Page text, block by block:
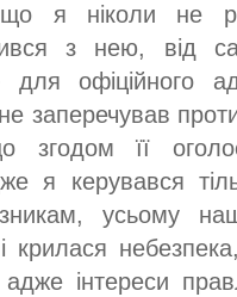
я ніколи не
з нею, від
для офіційного
заперечував
її
я керувався
усьому
крилася
інтереси